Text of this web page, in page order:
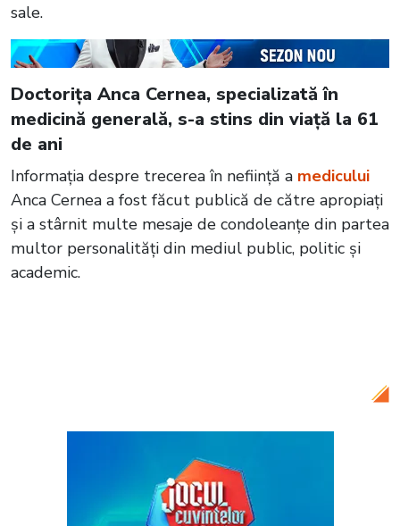
sale.
Doctorița Anca Cernea, specializată în
medicină generală, s-a stins din viață la 61
de ani
Informația despre trecerea în neființă a medicului
Anca Cernea a fost făcut publică de către apropiați
și a stârnit multe mesaje de condoleanțe din partea
multor personalități din mediul public, politic și
academic.